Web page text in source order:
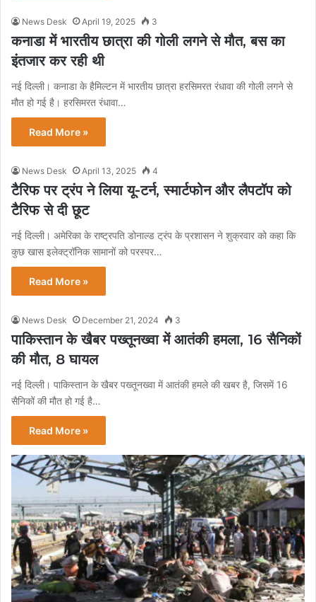
News Desk April 19, 2025 3
कनाडा में भारतीय छात्रा की गोली लगने से मौत, बस का
इंतजार कर रही थी
नई दिल्ली। कनाडा के हैमिल्टन में भारतीय छात्रा हरसिमरत रंधावा की गोली लगने से
मौत हो गई है। हरसिमरत रंधावा…
Read More »
News Desk April 13, 2025 4
टैरिफ पर ट्रंप ने लिया यू-टर्न, स्मार्टफोन और लैपटॉप को
टैरिफ से दी छूट
नई दिल्ली। अमेरिका के राष्ट्रपति डोनाल्ड ट्रंप के प्रशासन ने शुक्रवार को कहा कि
कुछ खास इलेक्ट्रॉनिक सामानों को परस्पर…
Read More »
News Desk December 21, 2024 3
पाकिस्तान के खैबर पख्तूनख्वा में आतंकी हमला, 16 सैनिकों
की मौत, 8 घायल
नई दिल्ली। पाकिस्तान के खैबर पख्तूनख्वा में आतंकी हमले की खबर है, जिसमें 16
सैनिकों की मौत हो गई है…
Read More »